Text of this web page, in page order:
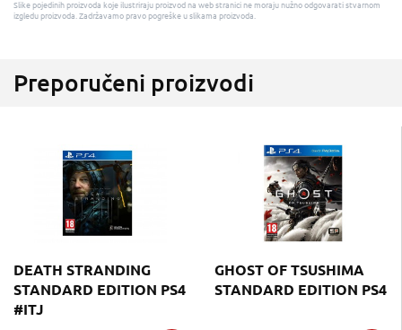
Slike pojedinih proizvoda koje ilustriraju proizvod na web stranici ne moraju nužno odgovarati stvarnom
izgledu proizvoda. Zadržavamo pravo pogreške u slikama proizvoda.
Preporučeni proizvodi
DEATH STRANDING
STANDARD EDITION PS4
#ITJ
GHOST OF TSUSHIMA
STANDARD EDITION PS4